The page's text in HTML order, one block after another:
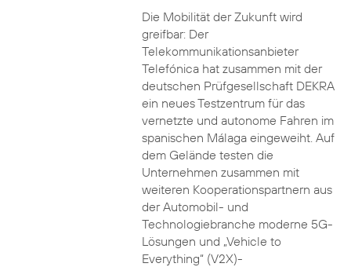
Die Mobilität der Zukunft wird
greifbar: Der
Telekommunikationsanbieter
Telefónica hat zusammen mit der
deutschen Prüfgesellschaft DEKRA
ein neues Testzentrum für das
vernetzte und autonome Fahren im
spanischen Málaga eingeweiht. Auf
dem Gelände testen die
Unternehmen zusammen mit
weiteren Kooperationspartnern aus
der Automobil- und
Technologiebranche moderne 5G-
Lösungen und „Vehicle to
Everything“ (V2X)-